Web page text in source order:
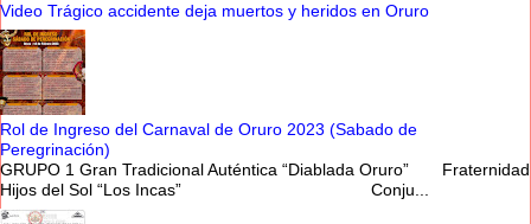
Video Trágico accidente deja muertos y heridos en Oruro
Rol de Ingreso del Carnaval de Oruro 2023 (Sabado de
Peregrinación)
GRUPO 1 Gran Tradicional Auténtica “Diablada Oruro” Fraternidad
Hijos del Sol “Los Incas” Conju...